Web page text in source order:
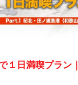
１日満喫プラン